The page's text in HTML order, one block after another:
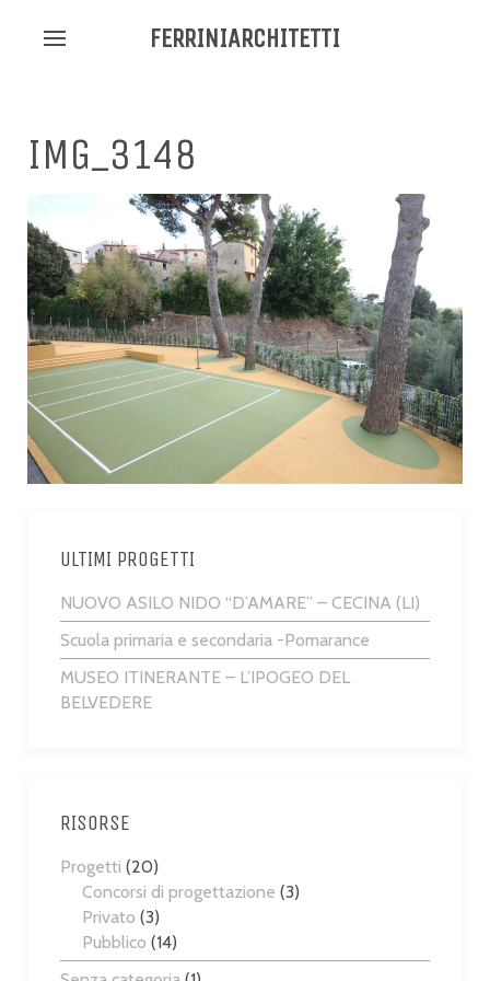
FERRINIARCHITETTI
IMG_3148
ULTIMI PROGETTI
NUOVO ASILO NIDO “D’AMARE” – CECINA (LI)
Scuola primaria e secondaria -Pomarance
MUSEO ITINERANTE – L’IPOGEO DEL
BELVEDERE
RISORSE
Progetti (20)
Concorsi di progettazione (3)
Privato (3)
Pubblico (14)